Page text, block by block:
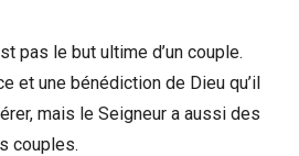
pas le but ultime d’un couple.
et une bénédiction de Dieu qu’il
mais le Seigneur a aussi des
couples.